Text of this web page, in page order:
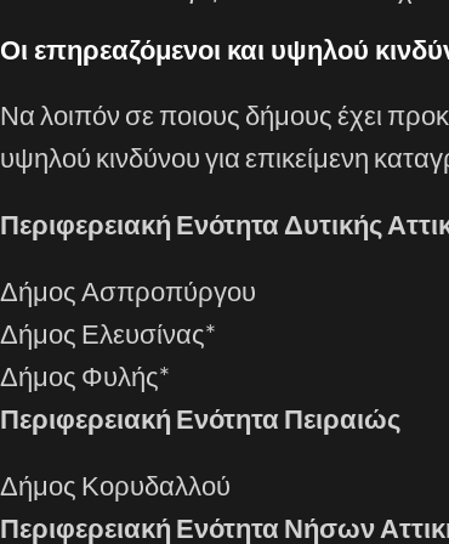
Οι επηρεαζόμενοι και υψηλού
Να λοιπόν σε ποιους δήμους έχει
υψηλού κινδύνου για επικείμενη
Περιφερειακή Ενότητα Δυτικής
Δήμος Ασπροπύργου
Δήμος Ελευσίνας*
Δήμος Φυλής*
Περιφερειακή Ενότητα Πειραιώς
Δήμος Κορυδαλλού
Περιφερειακή Ενότητα Νήσων